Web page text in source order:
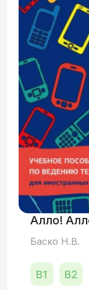
видеокурс
развитию
русскому
Главная
на
языком в
Алло!
Баско Н.В.